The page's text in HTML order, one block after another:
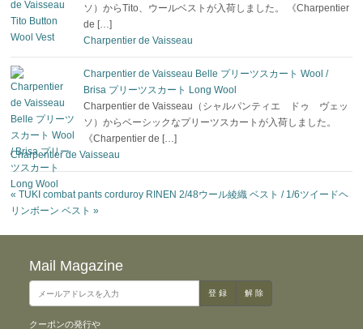
ソ）からTito、ウールベストが入荷しました。 《Charpentier
de […]
Charpentier de Vaisseau
Charpentier de Vaisseau Belle プリーツスカート Wool /
Brisa プリーツスカート Long Wool
Charpentier de Vaisseau（シャルパンティエ ドゥ ヴェッ
ソ）からベーシックなプリーツスカートが入荷しました。
《Charpentier de […]
Charpentier de Vaisseau
« TUKI combat pants corduroy RINEN 2/48ウール綾織 ベスト / 1/6ツイードヘ
リンボーン ベスト»
Mail Magazine
クーポンの発行や